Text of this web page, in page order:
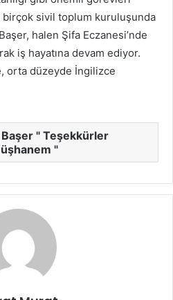
birçok sivil toplum kuruluşunda
halen Şifa Eczanesi’nde
iş hayatına devam ediyor.
orta düzeyde İngilizce
" Teşekkürler
"